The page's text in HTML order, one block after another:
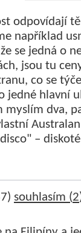
odpovídají
například
se jedná o
jsou tu
co se
jedné hlavní
myslím dva,
–
souhlasím (2